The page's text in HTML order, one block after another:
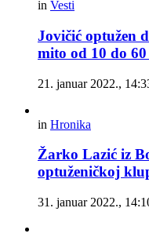
in Vesti
Jovičić optužen
mito od 10 do
21. januar 2022.,
in Hronika
Žarko Lazić iz
optuženičkoj
31. januar 2022.,